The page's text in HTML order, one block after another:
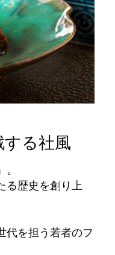
る社風
る歴史を創り上
代を担う若者のフ